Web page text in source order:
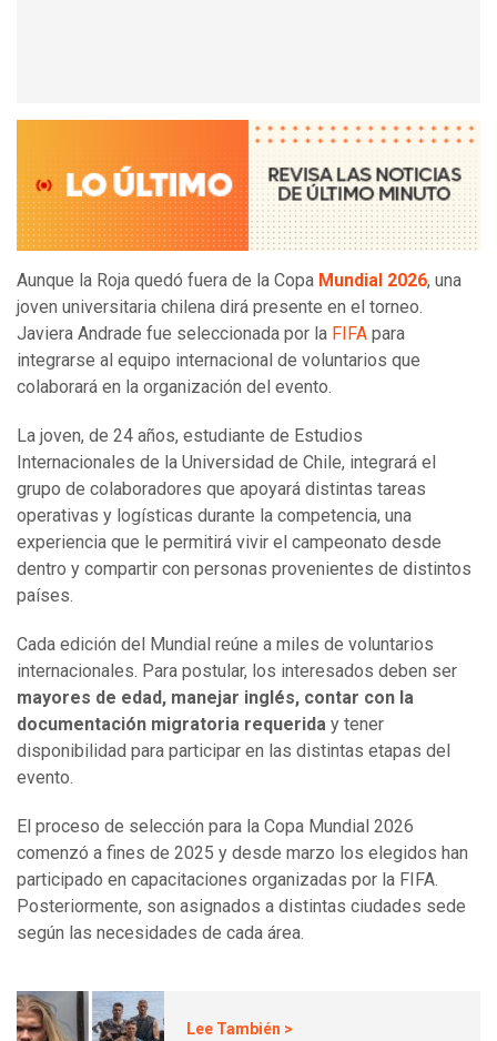
Aunque la Roja quedó fuera de la Copa Mundial 2026, una
joven universitaria chilena dirá presente en el torneo.
Javiera Andrade fue seleccionada por la FIFA para
integrarse al equipo internacional de voluntarios que
colaborará en la organización del evento.
La joven, de 24 años, estudiante de Estudios
Internacionales de la Universidad de Chile, integrará el
grupo de colaboradores que apoyará distintas tareas
operativas y logísticas durante la competencia, una
experiencia que le permitirá vivir el campeonato desde
dentro y compartir con personas provenientes de distintos
países.
Cada edición del Mundial reúne a miles de voluntarios
internacionales. Para postular, los interesados deben ser
mayores de edad, manejar inglés, contar con la
documentación migratoria requerida y tener
disponibilidad para participar en las distintas etapas del
evento.
El proceso de selección para la Copa Mundial 2026
comenzó a fines de 2025 y desde marzo los elegidos han
participado en capacitaciones organizadas por la FIFA.
Posteriormente, son asignados a distintas ciudades sede
según las necesidades de cada área.
Lee También >